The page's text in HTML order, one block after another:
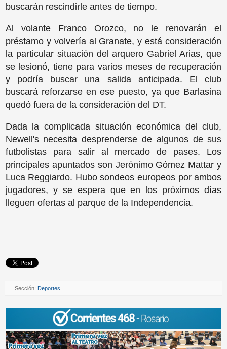
buscarán rescindirle antes de tiempo.
Al volante Franco Orozco, no le renovarán el
préstamo y volvería al Granate, y está consideración
la particular situación del arquero Gabriel Arias, que
se lesionó, tiene para varios meses de recuperación
y podría buscar una salida anticipada. El club
buscará reforzarse en ese puesto, ya que Barlasina
quedó fuera de la consideración del DT.
Dada la complicada situación económica del club,
Newell's necesita desprenderse de algunos de sus
futbolistas para salir al mercado de pases. Los
principales apuntados son Jerónimo Gómez Mattar y
Luca Reggiardo. Hubo sondeos europeos por ambos
jugadores, y se espera que en los próximos días
lleguen ofertas al parque de la Independencia.
Sección: Deportes